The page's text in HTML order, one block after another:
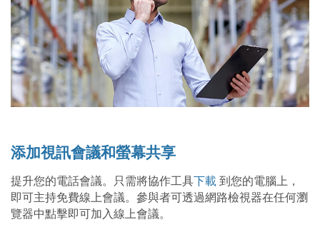
添加視訊會議和螢幕共享
提升您的電話會議。只需將協作工具下載到您的電腦上，
即可主持免費線上會議。參與者可透過網路檢視器在任何瀏
覽器中點擊即可加入線上會議。